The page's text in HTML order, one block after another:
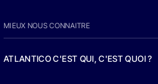
MIEUX NOUS CONNAITRE
ATLANTICO C'EST QUI, C'EST QUOI ?